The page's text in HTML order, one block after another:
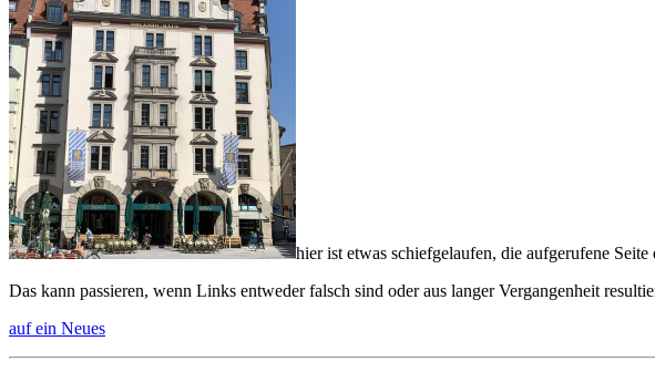
hier ist etwas schiefgelaufen, die aufgerufene
Das kann passieren, wenn Links entweder falsch sind oder aus langer Vergangenheit
auf ein Neues